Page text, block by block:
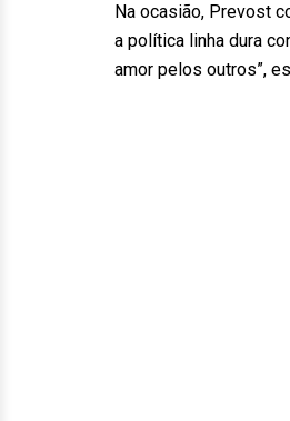
Na ocasião, Prevost
a política linha dura
amor pelos outros”,